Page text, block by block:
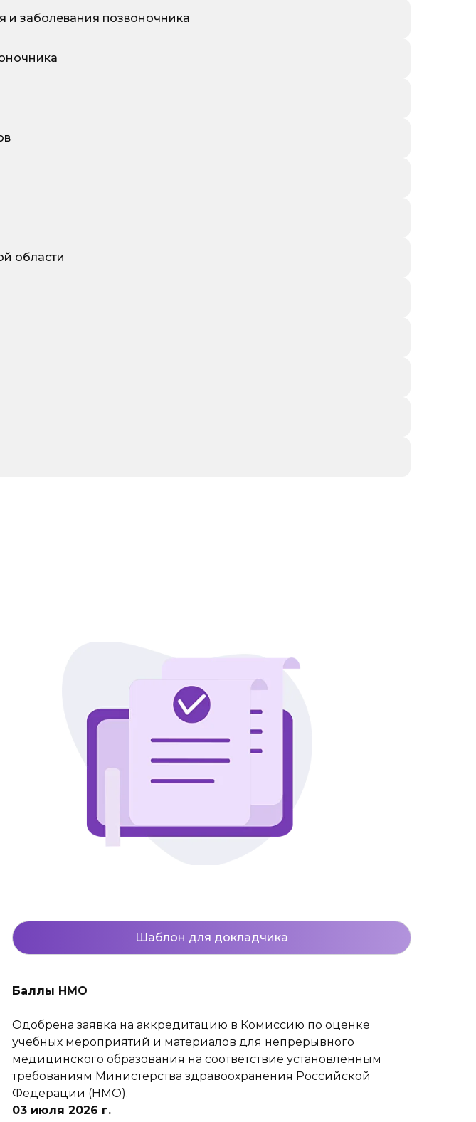
заболевания позвоночника
области
Шаблон для докладчика
Баллы НМО
Одобрена заявка на аккредитацию в Комиссию по оценке
учебных мероприятий и материалов для непрерывного
медицинского образования на соответствие установленным
требованиям Министерства здравоохранения Российской
Федерации (НМО).
03 июля 2026 г.